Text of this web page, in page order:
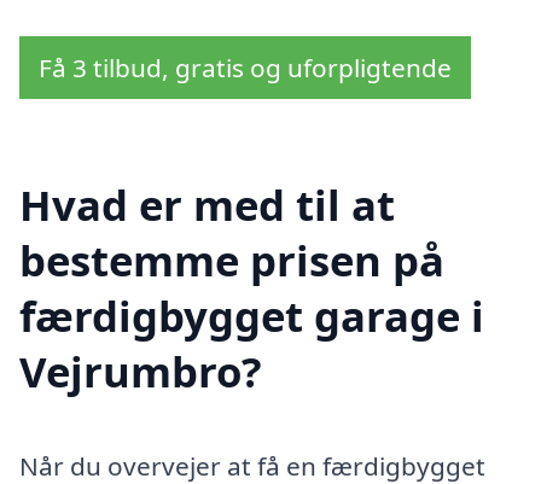
Få 3 tilbud, gratis og uforpligtende
Hvad er med til at
bestemme prisen på
færdigbygget garage i
Vejrumbro?
Når du overvejer at få en færdigbygget